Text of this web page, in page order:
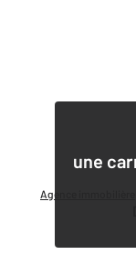
Agence immobilière
une